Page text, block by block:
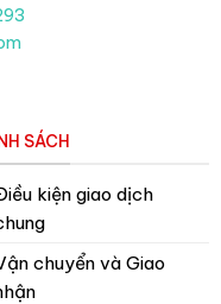
SÁCH
kiện giao dịch
chuyển và Giao